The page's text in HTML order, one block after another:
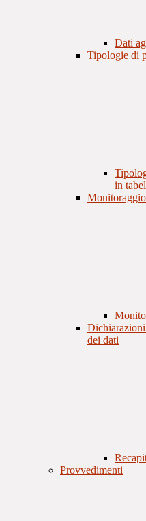
Dati
Tipologie di
in
dei dati
Provvedimenti